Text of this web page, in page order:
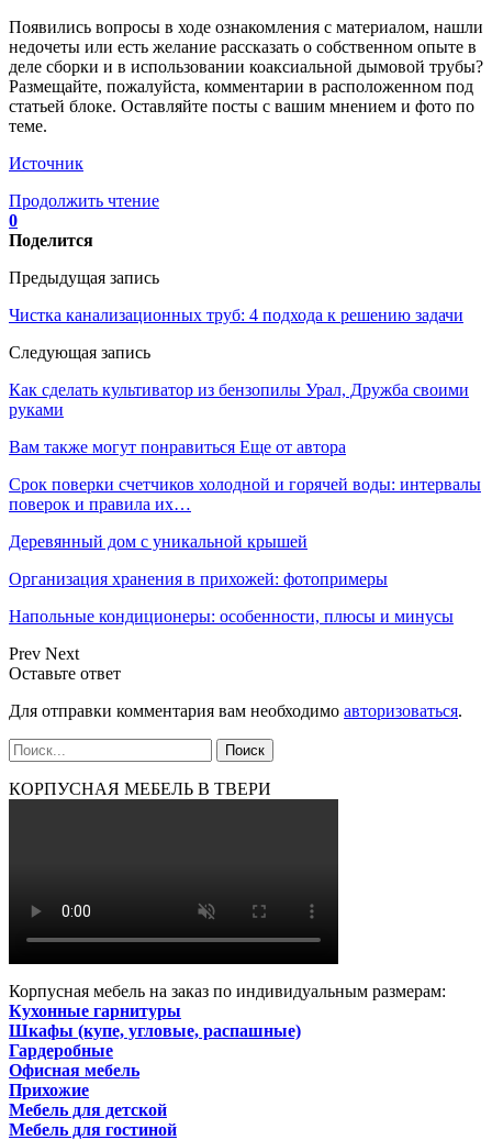
Появились вопросы в ходе ознакомления с материалом, нашли
недочеты или есть желание рассказать о собственном опыте в
деле сборки и в использовании коаксиальной дымовой трубы?
Размещайте, пожалуйста, комментарии в расположенном под
статьей блоке. Оставляйте посты с вашим мнением и фото по
теме.
Источник
Продолжить чтение
0
Поделится
Предыдущая запись
Чистка канализационных труб: 4 подхода к решению задачи
Следующая запись
Как сделать культиватор из бензопилы Урал, Дружба своими
руками
Вам также могут понравиться Еще от автора
Срок поверки счетчиков холодной и горячей воды: интервалы
поверок и правила их…
Деревянный дом с уникальной крышей
Организация хранения в прихожей: фотопримеры
Напольные кондиционеры: особенности, плюсы и минусы
Prev Next
Оставьте ответ
Для отправки комментария вам необходимо авторизоваться.
КОРПУСНАЯ МЕБЕЛЬ В ТВЕРИ
Корпусная мебель на заказ по индивидуальным размерам:
Кухонные гарнитуры
Шкафы (купе, угловые, распашные)
Гардеробные
Офисная мебель
Прихожие
Мебель для детской
Мебель для гостиной